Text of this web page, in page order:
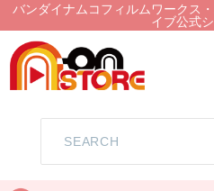
バンダイナムコフィルムワークス
イブ公式